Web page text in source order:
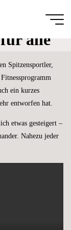
1889
e.V.
alle
Spitzensportler,
ein kurzes
entworfen hat.
etwas gesteigert –
Nahezu jeder